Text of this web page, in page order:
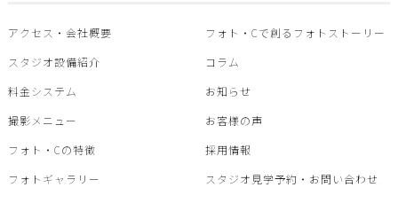
アクセス・会社概要
スタジオ設備紹介
料金システム
撮影メニュー
フォト・Cの特徴
フォトギャラリー
フォト・Cで創るフォトストーリー
コラム
お知らせ
お客様の声
採用情報
スタジオ見学予約・お問い合わせ